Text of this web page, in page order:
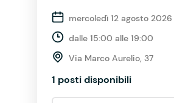
mercoledì 12 agosto 2026
dalle 15:00 alle 19:00
Via Marco Aurelio, 37
1 posti disponibili